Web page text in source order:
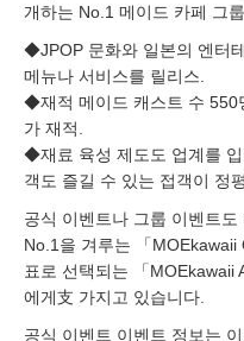
개하는 No.1 메이드 카페 그룹.
◆JPOP 문화와 일본의 엔터
메뉴나 서비스를 릴리스.
◆재적 메이드 캐스트 수 550
가 재적.
◆재료 육성 제도도 업계를
객도 즐길 수 있는 접객이 정평.
공식 이벤트나 그룹 이벤트
No.1을 겨루는 「
표로 선택되는 「MOEkawaii
에게⽀ 가지고 있습니다.
공식 이벤트 이벤트 정보는